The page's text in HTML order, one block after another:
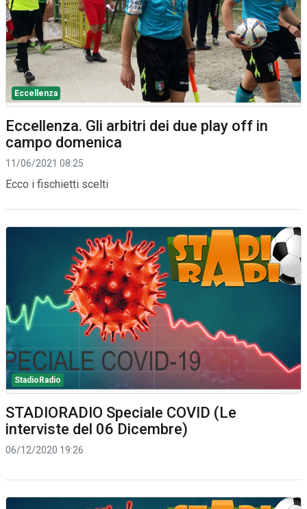
Eccellenza
Eccellenza. Gli arbitri dei due play off in
campo domenica
11/06/2021 08:25
Ecco i fischietti scelti
StadioRadio
STADIORADIO Speciale COVID (Le
interviste del 06 Dicembre)
06/12/2020 19:26